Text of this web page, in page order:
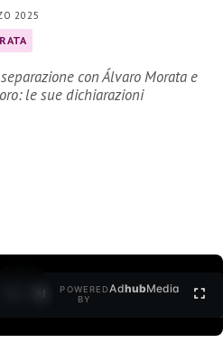
2025
con Álvaro Morata e
le sue dichiarazioni
POWERED
BY
AdhubMedia